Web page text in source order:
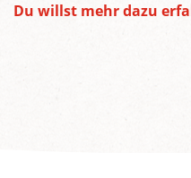
Du willst mehr dazu